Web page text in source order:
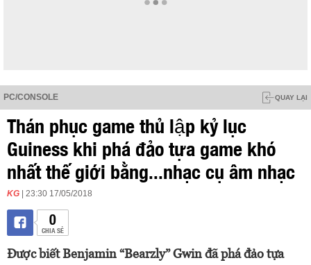
PC/CONSOLE QUAY LẠI
Thán phục game thủ lập kỷ lục
Guiness khi phá đảo tựa game khó
nhất thế giới bằng...nhạc cụ âm nhạc
KG | 23:30 17/05/2018
0
CHIA SẺ
Được biết Benjamin “Bearzly” Gwin đã phá đảo tựa